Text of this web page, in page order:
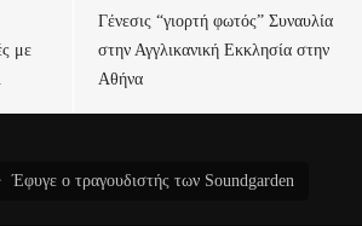
με
Γένεσις “γιορτή φωτός” Συναυλία
στην Αγγλικανική Εκκλησία στην
Αθήνα
Έφυγε ο τραγουδιστής των Soundgarden